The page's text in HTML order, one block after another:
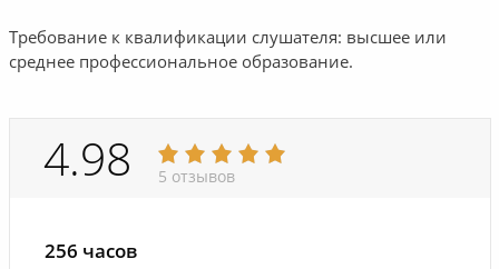
Требование к квалификации слушателя: высшее или
среднее профессиональное образование.
4.98 5 отзывов
256 часов